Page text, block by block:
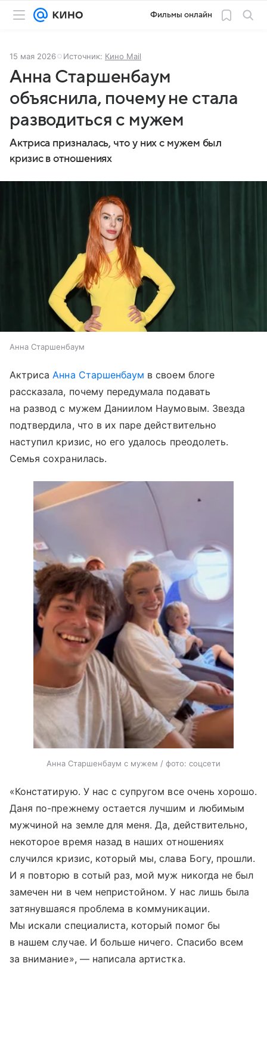
Фильмы онлайн
15 мая 2026 Источник: Кино Mail
Анна Старшенбаум
объяснила, почему не стала
разводиться с мужем
Актриса призналась, что у них с мужем был
кризис в отношениях
Анна Старшенбаум
АктрисаАнна Старшенбаум в своем блоге
рассказала, почему передумала подавать
на развод с мужем Даниилом Наумовым. Звезда
подтвердила, что в их паре действительно
наступил кризис, но его удалось преодолеть.
Семья сохранилась.
Анна Старшенбаум с мужем / фото: соцсети
«Констатирую. У нас с супругом все очень хорошо.
Даня по-прежнему остается лучшим и любимым
мужчиной на земле для меня. Да, действительно,
некоторое время назад в наших отношениях
случился кризис, который мы, слава Богу, прошли.
И я повторю в сотый раз, мой муж никогда не был
замечен ни в чем непристойном. У нас лишь была
затянувшаяся проблема в коммуникации.
Мы искали специалиста, который помог бы
в нашем случае. И больше ничего. Спасибо всем
за внимание», — написала артистка.